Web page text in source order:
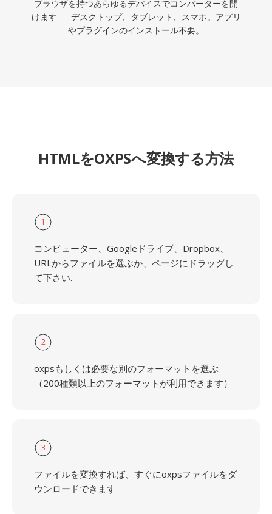
ブラウザを持つあらゆるデバイスでコンバーターを開
けます — デスクトップ、タブレット、スマホ。アプリ
やプラグインのインストール不要。
HTMLをOXPSへ変換する方法
1
コンピューター、Googleドライブ、Dropbox、
URLからファイルを選ぶか、ページにドラッグし
て下さい.
2
oxpsもしくは必要な別のフォーマットを選ぶ
（200種類以上のフォーマットが利用できます）
3
ファイルを変換すれば、すぐにoxpsファイルをダ
ウンロードできます